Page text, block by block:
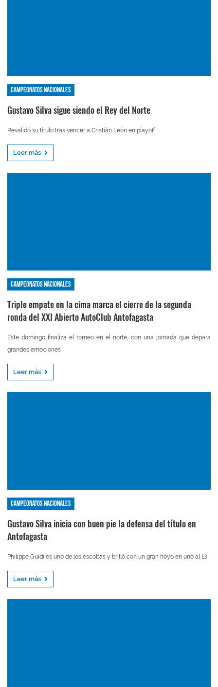
Campeonatos nacionales
Gustavo Silva sigue siendo el Rey del Norte
Revalidó su título tras vencer a Cristián León en playoff
Leer más
Campeonatos nacionales
Triple empate en la cima marca el cierre de la segunda
ronda del XXI Abierto AutoClub Antofagasta
Este domingo finaliza el torneo en el norte, con una jornada que depara
grandes emociones
Leer más
Campeonatos nacionales
Gustavo Silva inicia con buen pie la defensa del título en
Antofagasta
Philippe Guidi es uno de los escoltas y brilló con un gran hoyo en uno al 13
Leer más